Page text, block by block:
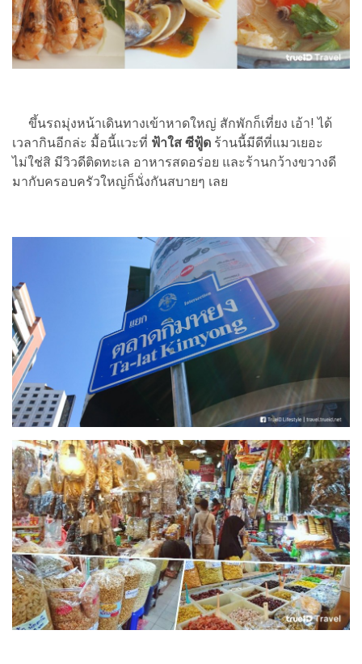
ขึ้นรถมุ่งหน้าเดินทางเข้าหาดใหญ่ สักพักก็เที่ยง เอ้า! ได้
เวลากินอีกล่ะ มื้อนี้แวะที่ ฟ้าใส ซีฟู้ด ร้านนี้มีดีที่แมวเยอะ
ไม่ใช่สิ มีวิวดีติดทะเล อาหารสดอร่อย และร้านกว้างขวางดี
มากับครอบครัวใหญ่ก็นั่งกันสบายๆ เลย